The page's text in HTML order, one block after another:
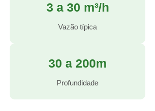
3 a 30 m³/h
Vazão típica
30 a 200m
Profundidade